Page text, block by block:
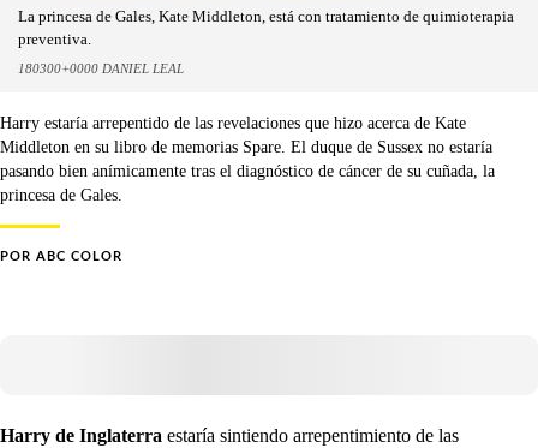
La princesa de Gales, Kate Middleton, está con tratamiento de quimioterapia
preventiva.
180300+0000 DANIEL LEAL
Harry estaría arrepentido de las revelaciones que hizo acerca de Kate
Middleton en su libro de memorias Spare. El duque de Sussex no estaría
pasando bien anímicamente tras el diagnóstico de cáncer de su cuñada, la
princesa de Gales.
POR ABC COLOR
Harry de Inglaterra estaría sintiendo arrepentimiento de las